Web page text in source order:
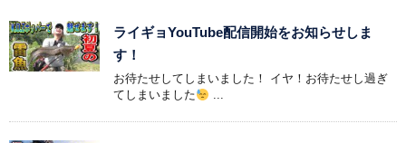
ライギョYouTube配信開始をお知らせしま
す！
お待たせしてしまいました！ イヤ！お待たせし過ぎ
てしまいました
...